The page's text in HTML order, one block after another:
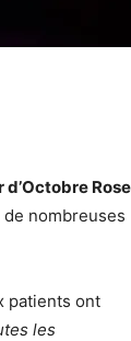
d’Octobre Rose
de nombreuses
patients ont
les